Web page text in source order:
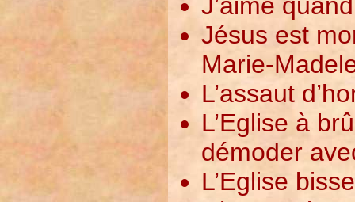
Jésus est
Marie-
L’assaut
L’Eglise à
démoder
L’Eglise